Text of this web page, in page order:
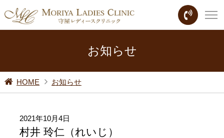
お知らせ
HOME お知らせ
2021年10月4日
村井 玲仁（れいじ）